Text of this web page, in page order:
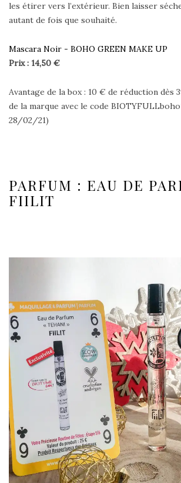
les étirer vers l’extérieur. Bien laisser
autant de fois que souhaité.
Mascara Noir - BOHO GREEN MAKE UP
Prix : 14,50 €
Avantage de la box : 10 € de réduction dès
de la marque avec le code
28/02/21)
PARFUM : EAU DE
FIILIT